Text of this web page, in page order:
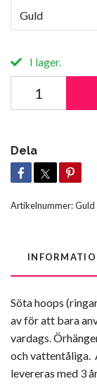
Guld
I lager.
Dela
Artikelnummer:Guld
Söta hoops
av för att bara
vardags.
och vattentåliga.
levereras med 3